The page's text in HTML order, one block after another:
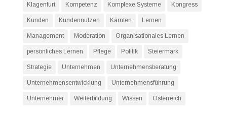
Klagenfurt Kompetenz Komplexe Systeme Kongress
Kunden Kundennutzen Kärnten Lernen
Management Moderation Organisationales Lernen
persönliches Lernen Pflege Politik Steiermark
Strategie Unternehmen Unternehmensberatung
Unternehmensentwicklung Unternehmensführung
Unternehmer Weiterbildung Wissen Österreich